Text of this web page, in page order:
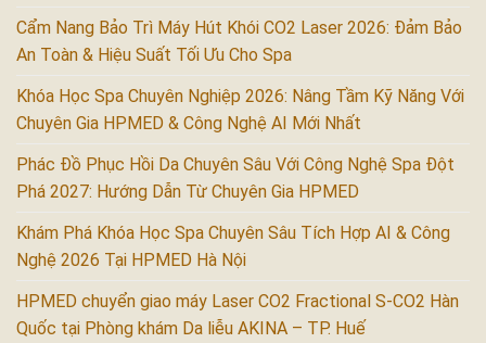
Cẩm Nang Bảo Trì Máy Hút Khói CO2 Laser 2026: Đảm Bảo
An Toàn & Hiệu Suất Tối Ưu Cho Spa
Khóa Học Spa Chuyên Nghiệp 2026: Nâng Tầm Kỹ Năng Với
Chuyên Gia HPMED & Công Nghệ AI Mới Nhất
Phác Đồ Phục Hồi Da Chuyên Sâu Với Công Nghệ Spa Đột
Phá 2027: Hướng Dẫn Từ Chuyên Gia HPMED
Khám Phá Khóa Học Spa Chuyên Sâu Tích Hợp AI & Công
Nghệ 2026 Tại HPMED Hà Nội
HPMED chuyển giao máy Laser CO2 Fractional S-CO2 Hàn
Quốc tại Phòng khám Da liễu AKINA – TP. Huế